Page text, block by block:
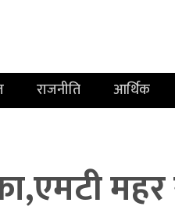
राजनीति आर्थिक
महर